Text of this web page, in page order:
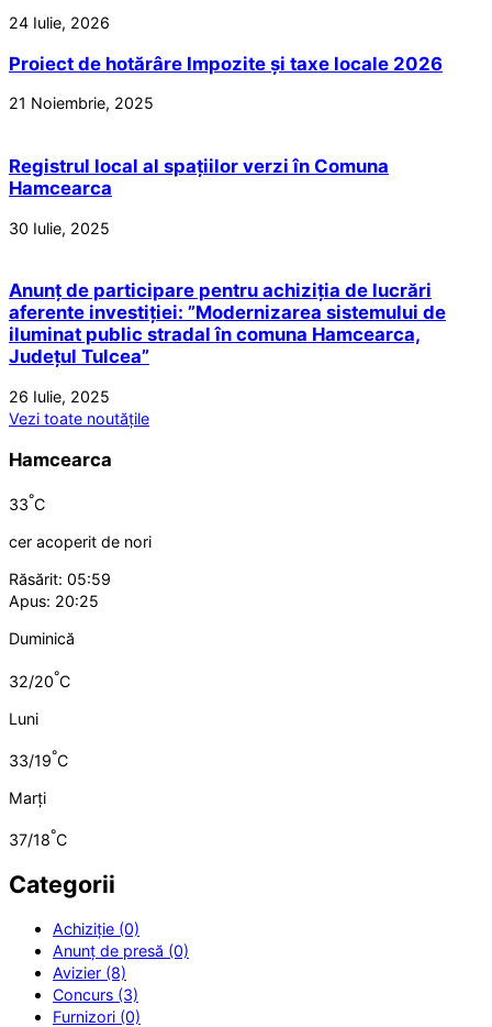
24 Iulie, 2026
Proiect de hotărâre Impozite și taxe locale 2026
21 Noiembrie, 2025
Registrul local al spațiilor verzi în Comuna
Hamcearca
30 Iulie, 2025
Anunț de participare pentru achiziția de lucrări
aferente investiției: ”Modernizarea sistemului de
iluminat public stradal în comuna Hamcearca,
Județul Tulcea”
26 Iulie, 2025
Vezi toate noutățile
Hamcearca
33°C
cer acoperit de nori
Răsărit: 05:59
Apus: 20:25
Duminică
32/20°C
Luni
33/19°C
Marți
37/18°C
Categorii
Achiziție (0)
Anunț de presă (0)
Avizier (8)
Concurs (3)
Furnizori (0)